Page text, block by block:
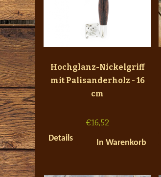
Hochglanz-Nickelgriff
mit Palisanderholz - 16
cm
€16,52
Details
In Warenkorb